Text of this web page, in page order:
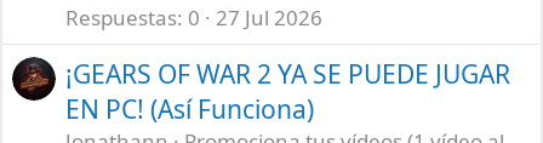
Respuestas 0 27 Jul 2026
¡GEARS OF WAR 2 YA SE PUEDE JUGAR
EN PC! (Así Funciona)